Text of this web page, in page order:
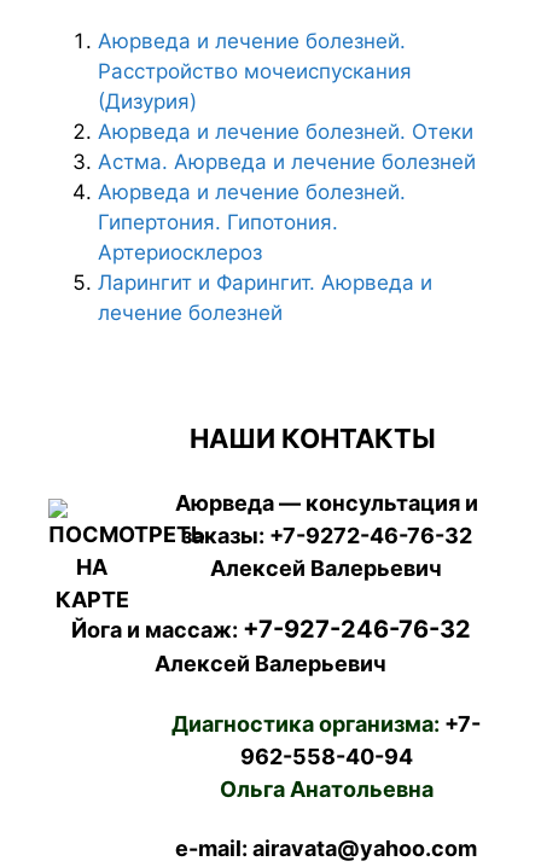
Аюрведа и лечение болезней.
Расстройство мочеиспускания
(Дизурия)
Аюрведа и лечение болезней. Отеки
Астма. Аюрведа и лечение болезней
Аюрведа и лечение болезней.
Гипертония. Гипотония.
Артериосклероз
Ларингит и Фарингит. Аюрведа и
лечение болезней
НАШИ КОНТАКТЫ
Аюрведа — консультация и
заказы: +7-9272-46-76-32
Алексей Валерьевич
Йога и массаж: +7-927-246-76-32
Алексей Валерьевич
Диагностика организма: +7-
962-558-40-94
Ольга Анатольевна
e-mail: airavata@yahoo.com